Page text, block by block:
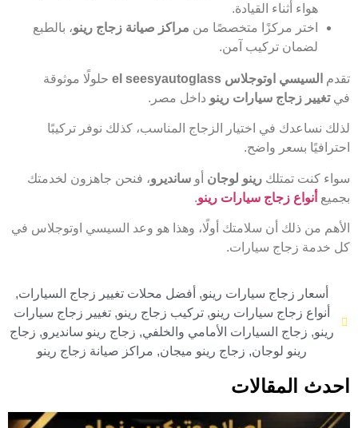
هواء أثناء القيادة.
اختر مركزًا متخصصًا من مراكز صيانة زجاج رينو، بالطبع
لضمان تركيب آمن.
تقدم السيسي اوتوجلاس el seesyautoglass
حلولًا موثوقة
فيتغيير زجاج سيارات رينو داخل مصر.
لذلك نساعدك في اختيار الزجاج المناسب، كذلك نوفر تركيبًا
احترافيًا بسعر واضح.
سواء كنت تمتلك رينو لوجان أو سانديرو، فنحن جاهزون لخدمتك
بجميع أنواع زجاج سيارات رينو.
الأهم من ذلك أن سلامتك أولًا، وهذا هو وعد السيسي اوتوجلاس في
كل خدمة زجاج سيارات.
أسعار زجاج سيارات رينو, أفضل محلات تغيير زجاج السيارات,
أنواع زجاج سيارات رينو,تركيب زجاج رينو,تغيير زجاج سيارات
رينو, زجاج السيارات الأمامي والخلفي, زجاج رينو سانديرو, زجاج
رينو لوجان, زجاج رينو ميجان, مراكز صيانة زجاج رينو
احدث المقالات